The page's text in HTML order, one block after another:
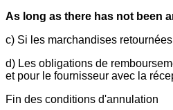
As long as there has not been
c) Si les marchandises
d) Les obligations de
et pour le fournisseur avec la
Fin des conditions d'annulation